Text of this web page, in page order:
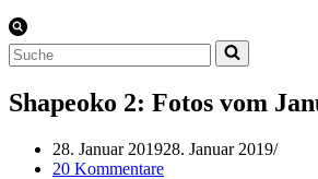
Suchen
nach …
Shapeoko 2: Fotos vom
28. Januar 201928. Januar 2019
20 Kommentare